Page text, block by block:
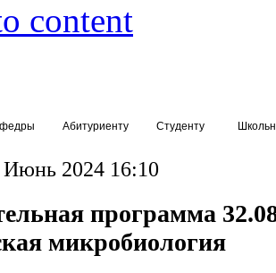
content
Абитуриенту Студенту
2024 16:10
программа
микробиология